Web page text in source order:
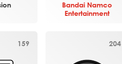
Bandai Namco
Entertainment
159 204